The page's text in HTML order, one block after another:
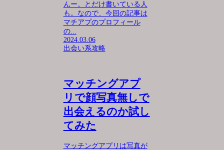
んー。とだけ書いている人
も。なので、今回の記事は
マチアプのプロフィール
の...
2024.03.06
出会い系攻略
マッチングアプ
リで顔写真無しで
出会えるのか試し
てみた
マッチングアプリは写真が